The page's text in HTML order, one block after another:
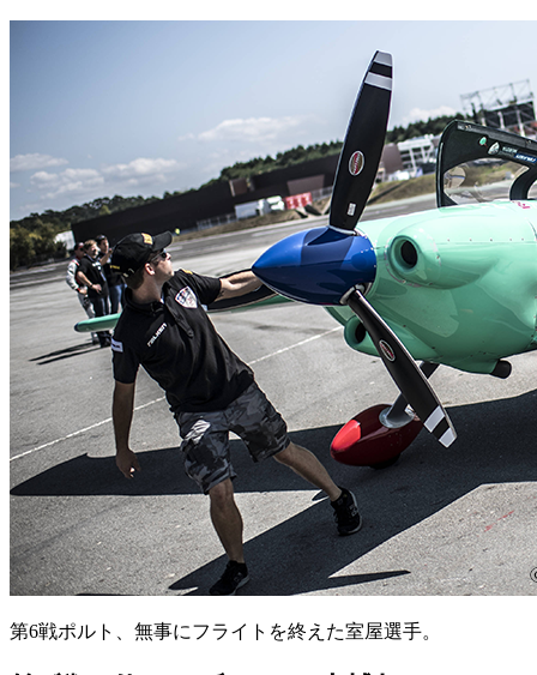
第6戦ポルト、無事にフライトを終えた室屋選手。